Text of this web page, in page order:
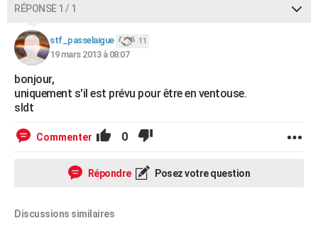
Dictionnaire
Biographies
Citations
Expressions
Proverbes
PROGRAMME TV
COPAINS D'AVANT
S'inscrire
Se connecter
Lycées
Collèges
Primaires
Universités
Entreprises
Service militaire
Avis de recherche
AVIS DE DÉCÈS
FORUM
RÉPONSE 1 / 1
stf_passelaigue 11
19 mars 2013 à 08:07
bonjour,
uniquement s'il est prévu pour être en ventouse.
sldt
Commenter 0
Répondre Posez votre question
Discussions similaires